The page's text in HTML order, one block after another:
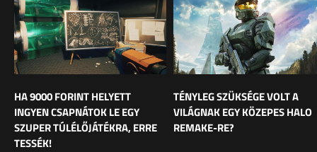
HA 9000 FORINT HELYETT
INGYEN CSAPNÁTOK LE EGY
SZUPER TÚLÉLŐJÁTÉKRA, ERRE
TESSÉK!
TÉNYLEG SZÜKSÉGE VOLT A
VILÁGNAK EGY KÖZEPES HALO
REMAKE-RE?